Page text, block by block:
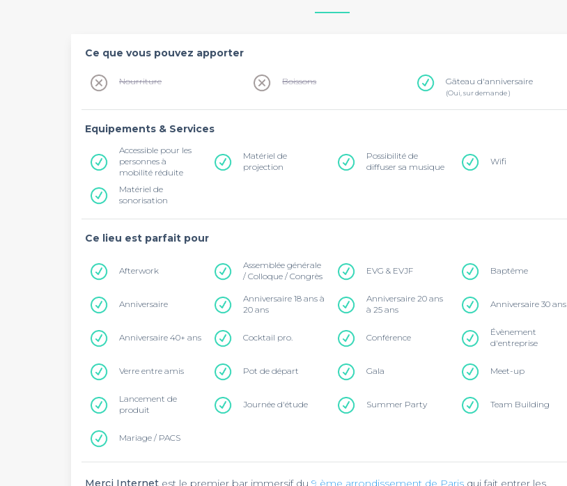
Ce que vous pouvez apporter
Nourriture Boissons Gâteau d'anniversaire
(Oui, sur demande )
Equipements & Services
Accessible pour les
personnes à
mobilité réduite
Matériel de
projection
Possibilité de
diffuser sa musique
Wifi
Matériel de
sonorisation
Ce lieu est parfait pour
Afterwork
Assemblée générale
/ Colloque / Congrès
EVG & EVJF Baptême
Anniversaire
Anniversaire 18 ans à
20 ans
Anniversaire 20 ans
à 25 ans
Anniversaire 30 ans
Anniversaire 40+ ans Cocktail pro. Conférence
Évènement
d'entreprise
Verre entre amis Pot de départ Gala Meet-up
Lancement de
produit
Journée d'étude Summer Party Team Building
Mariage / PACS
Merci Internet est le premier bar immersif du 9 ème arrondissement de Paris qui fait entrer les